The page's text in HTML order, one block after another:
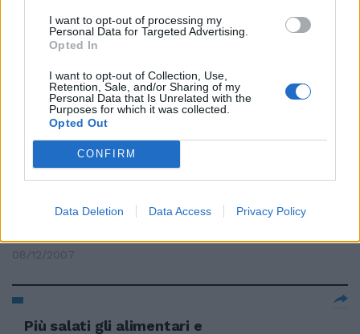
I want to opt-out of processing my
Personal Data for Targeted Advertising.
Opted In
I want to opt-out of Collection, Use,
Retention, Sale, and/or Sharing of my
Personal Data that Is Unrelated with the
Purposes for which it was collected.
Opted Out
CONFIRM
Data Deletion Data Access Privacy Policy
23/05/2010
Fido e Micio soffrono l'afa. Ecco
come tenerli freschi
28/05/2009
Servono fondi freschi per coprire
08/12/2007
Più salati gli alimentari e